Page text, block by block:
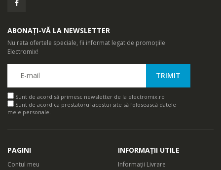
ABONAȚI-VĂ LA NEWSLETTER
Nu rata ofertele speciale, fii informat legat de promoțiile
Electromix!
Sunt de acord să primesc newsletter de la electromix.ro
Sunt de acord ca prestatorul acestui site să folosească datele
mele personale.
PAGINI
Contul meu
INFORMAȚII UTILE
Informații Livrare